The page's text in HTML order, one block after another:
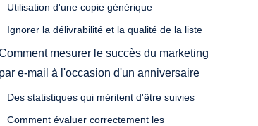
Utilisation d'une copie générique
Ignorer la délivrabilité et la qualité de la liste
mesurer le succès du marketing
par e-mail à l'occasion d'un anniversaire
Des statistiques qui méritent d'être suivies
Comment évaluer correctement les